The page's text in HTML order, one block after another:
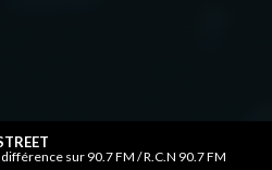
différence sur 90.7 FM / R.C.N 90.7 FM